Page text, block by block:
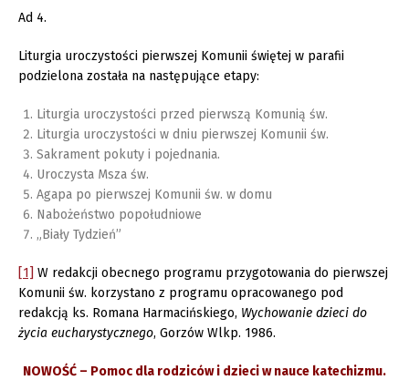
Ad 4.
Liturgia uroczystości pierwszej Komunii świętej w parafii
podzielona została na następujące etapy:
Liturgia uroczystości przed pierwszą Komunią św.
Liturgia uroczystości w dniu pierwszej Komunii św.
Sakrament pokuty i pojednania.
Uroczysta Msza św.
Agapa po pierwszej Komunii św. w domu
Nabożeństwo popołudniowe
„Biały Tydzień”
[1] W redakcji obecnego programu przygotowania do pierwszej
Komunii św. korzystano z programu opracowanego pod
redakcją ks. Romana Harmacińskiego, Wychowanie dzieci do
życia eucharystycznego, Gorzów Wlkp. 1986.
NOWOŚĆ – Pomoc dla rodziców i dzieci w nauce katechizmu.